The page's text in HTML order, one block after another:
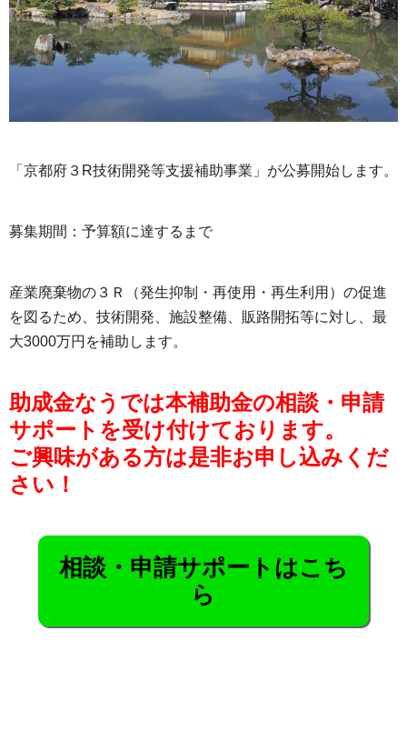
「京都府３R技術開発等支援補助事業」が公募開始します。
募集期間：予算額に達するまで
産業廃棄物の３Ｒ（発生抑制・再使用・再生利用）の促進
を図るため、技術開発、施設整備、販路開拓等に対し、最
大3000万円を補助します。
助成金なうでは本補助金の相談・申請
サポートを受け付けております。
ご興味がある方は是非お申し込みくだ
さい！
相談・申請サポートはこち
ら